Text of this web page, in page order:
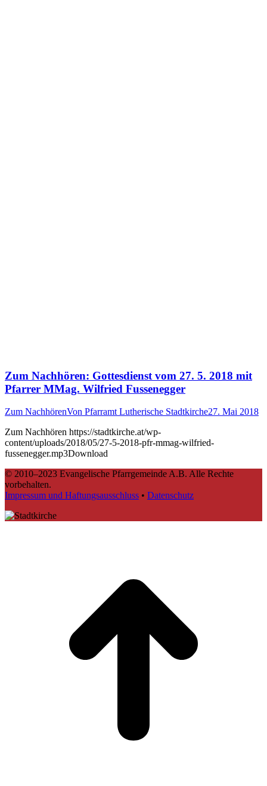
Zum Nachhören: Gottesdienst vom 27. 5. 2018 mit
Pfarrer MMag. Wilfried Fussenegger
Zum NachhörenVon Pfarramt Lutherische Stadtkirche27. Mai 2018
Zum Nachhören https://stadtkirche.at/wp-
content/uploads/2018/05/27-5-2018-pfr-mmag-wilfried-
fussenegger.mp3Download
© 2010–2023 Evangelische Pfarrgemeinde A.B. Alle Rechte
vorbehalten.
Impressum und Haftungsausschluss • Datenschutz